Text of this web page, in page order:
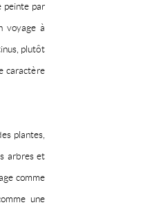
peinte par
voyage à
plutôt
caractère
plantes,
arbres et
comme
une